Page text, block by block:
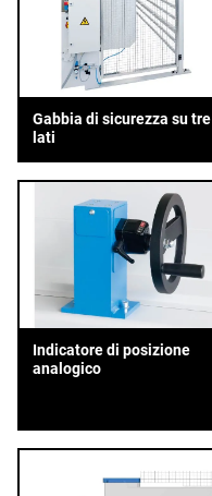
Gabbia di sicurezza su tre
lati
Indicatore di posizione
analogico